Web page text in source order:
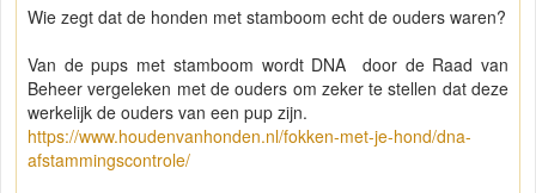
Wie zegt dat de honden met stamboom echt de ouders waren?
Van de pups met stamboom wordt DNA door de Raad van
Beheer vergeleken met de ouders om zeker te stellen dat deze
werkelijk de ouders van een pup zijn.
https://www.houdenvanhonden.nl/fokken-met-je-hond/dna-
afstammingscontrole/